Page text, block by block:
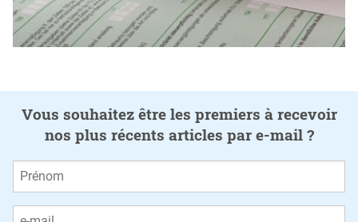
Vous souhaitez être les premiers à recevoir
nos plus récents articles par e-mail ?